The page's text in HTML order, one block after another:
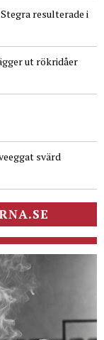
resulterade i
ut rökridåer
svärd